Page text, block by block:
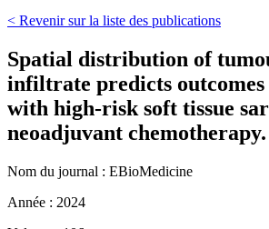
< Revenir sur la liste des publications
Spatial distribution of
infiltrate predicts outcomes
with high-risk soft tissue
neoadjuvant chemotherapy.
Nom du journal : EBioMedicine
Année : 2024